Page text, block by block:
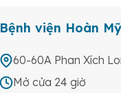
Bệnh viện Hoàn
60-60A Phan Xích
Mở cửa 24 giờ